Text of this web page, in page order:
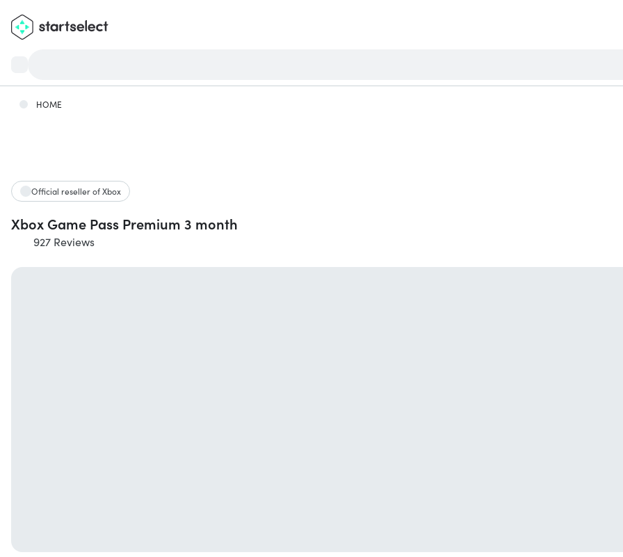
HOME
Official reseller of Xbox
Xbox Game Pass Premium 3 month
927 Reviews